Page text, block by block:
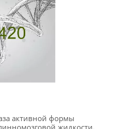
активной формы